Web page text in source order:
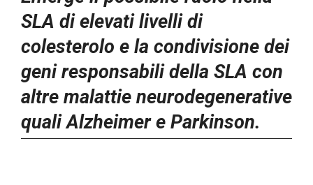
SLA di elevati livelli di
colesterolo e la condivisione dei
geni responsabili della SLA con
altre malattie neurodegenerative
quali Alzheimer e Parkinson.